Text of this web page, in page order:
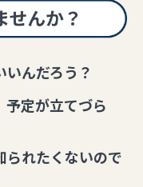
んだろう？
予定が立てづら
られたくないので